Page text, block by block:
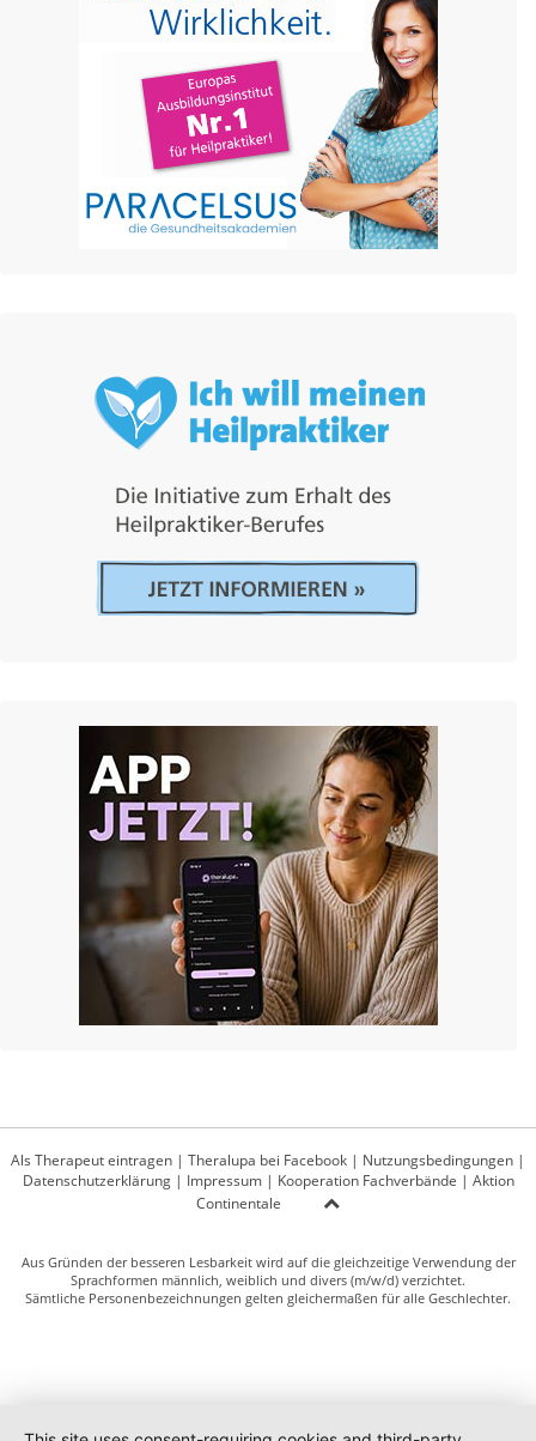
Als Therapeut eintragen | Theralupa bei Facebook | Nutzungsbedingungen |
Datenschutzerklärung| Impressum| Kooperation Fachverbände | Aktion
Continentale
Aus Gründen der besseren Lesbarkeit wird auf die gleichzeitige Verwendung der
Sprachformen männlich, weiblich und divers (m/w/d) verzichtet.
Sämtliche Personenbezeichnungen gelten gleichermaßen für alle Geschlechter.